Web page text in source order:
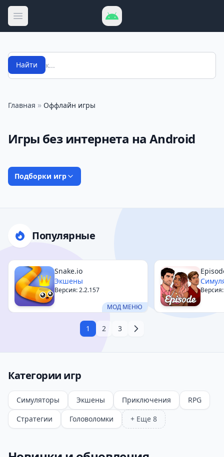
Открыть меню
Поиск
Найти
Главная » Оффлайн игры
Игры без интернета на Android
Подборки игр
Популярные
Snake.io
Экшены
Версия: 2.2.157
МОД МЕНЮ
1 2 3
Категории игр
Симуляторы Экшены Приключения
RPG
Стратегии
Головоломки + Еще 8